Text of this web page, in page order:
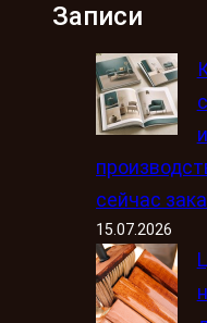
Записи
сейчас
15.07.2026